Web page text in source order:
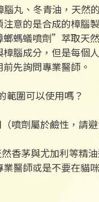
腦丸、冬青油，天然
意的是合成的樟腦
螞蟻噴劑”萃取天
腦成分，但是每個
先詢問專業醫師。
範圍可以使用嗎？
噴劑屬於鹼性，請
香茅與尤加利等精
醫師或是不要在貓